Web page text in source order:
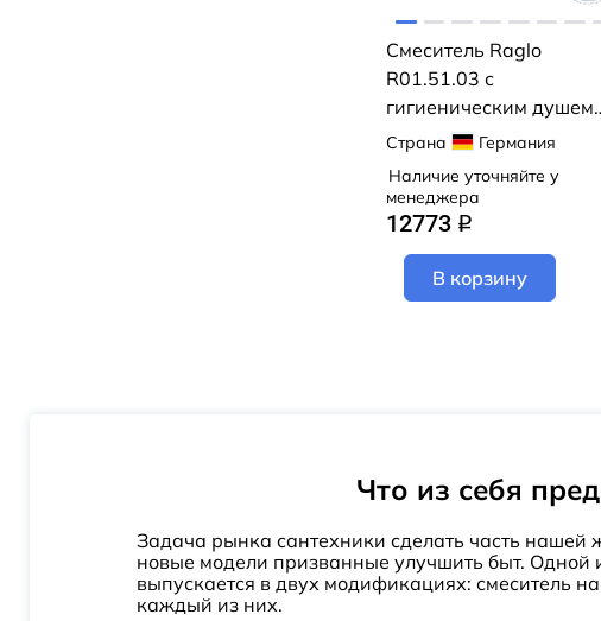
Смеситель Raglo
R01.51.03 с
гигиеническим душем
(сатин золотой)
Страна
Германия
Наличие уточняйте у
менеджера
12773 q
В корзину
Что из себя
Задача рынка сантехники сделать часть
новые модели призванные улучшить быт. Одной
выпускается в двух модификациях: смеситель
каждый из них.